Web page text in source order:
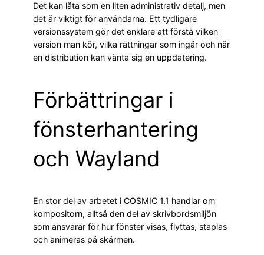
Det kan låta som en liten administrativ detalj, men
det är viktigt för användarna. Ett tydligare
versionssystem gör det enklare att förstå vilken
version man kör, vilka rättningar som ingår och när
en distribution kan vänta sig en uppdatering.
Förbättringar i
fönsterhantering
och Wayland
En stor del av arbetet i COSMIC 1.1 handlar om
kompositorn, alltså den del av skrivbordsmiljön
som ansvarar för hur fönster visas, flyttas, staplas
och animeras på skärmen.